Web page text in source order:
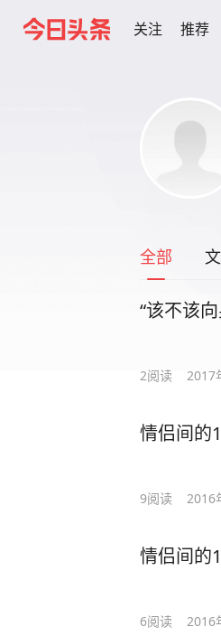
关注 推荐
全部
“该不该
2阅读 2017
情侣间的
9阅读 2016
情侣间的
6阅读 2016